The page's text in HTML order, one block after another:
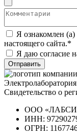
Я ознакомлен (а)
настоящего сайта.*
Я даю согласие
Отправить
Свидетельство о
ООО
ИНН:
ОГРН: